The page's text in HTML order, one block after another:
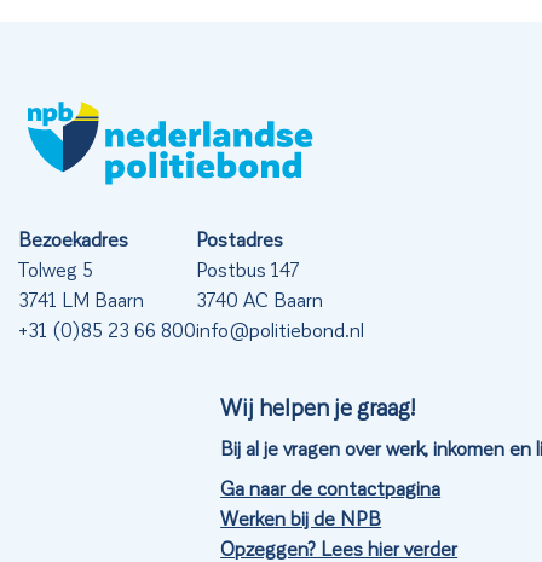
Bezoekadres
Tolweg 5
3741 LM Baarn
+31 (0)85 23 66 800
Postadres
Postbus 147
3740 AC Baarn
info@politiebond.nl
Wij helpen je graag!
Bij al je vragen over werk, inkomen en
Ga naar de contactpagina
Werken bij de NPB
Opzeggen? Lees hier verder